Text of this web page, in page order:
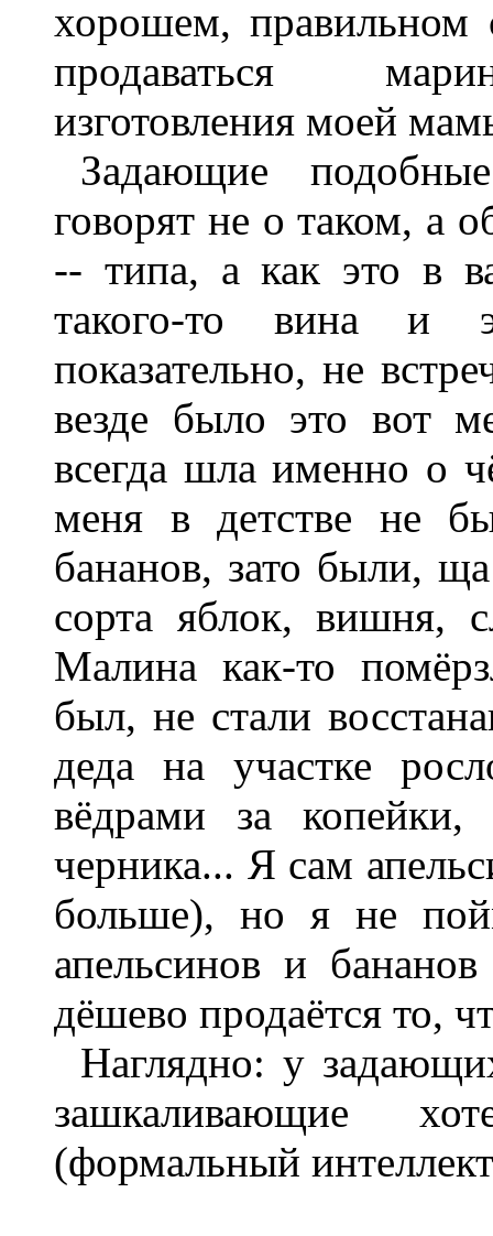
хорошем, правильном
продаваться
изготовления моей
Задающие
говорят не о таком, а
-- типа, а как это в
такого-то вина и
показательно, не
везде было это вот
всегда шла именно о
меня в детстве не
бананов, зато были,
сорта яблок, вишня,
Малина как-то
был, не стали
деда на участке
вёдрами за копейки,
черника... Я сам
больше), но я не
апельсинов и
дёшево продаётся то,
Наглядно: у
зашкаливающие
(формальный